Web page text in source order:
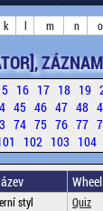
k l m n o
16 17 18 19
45 46 47 48
74 75 76 77
102 103 104
styl
Quiz